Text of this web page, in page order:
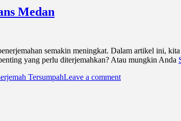
Medan
semakin meningkat. Dalam artikel ini,
yang perlu diterjemahkan? Atau mungkin Anda
TersumpahLeave a comment